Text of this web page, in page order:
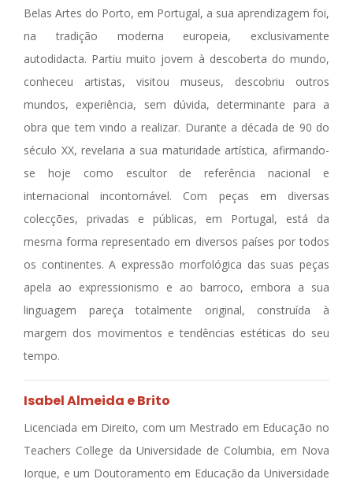
Belas Artes do Porto, em Portugal, a sua aprendizagem foi,
na tradição moderna europeia, exclusivamente
autodidacta. Partiu muito jovem à descoberta do mundo,
conheceu artistas, visitou museus, descobriu outros
mundos, experiência, sem dúvida, determinante para a
obra que tem vindo a realizar. Durante a década de 90 do
século XX, revelaria a sua maturidade artística, afirmando-
se hoje como escultor de referência nacional e
internacional incontornável. Com peças em diversas
colecções, privadas e públicas, em Portugal, está da
mesma forma representado em diversos países por todos
os continentes. A expressão morfológica das suas peças
apela ao expressionismo e ao barroco, embora a sua
linguagem pareça totalmente original, construída à
margem dos movimentos e tendências estéticas do seu
tempo.
Isabel Almeida e Brito
Licenciada em Direito, com um Mestrado em Educação no
Teachers College da Universidade de Columbia, em Nova
Iorque, e um Doutoramento em Educação da Universidade